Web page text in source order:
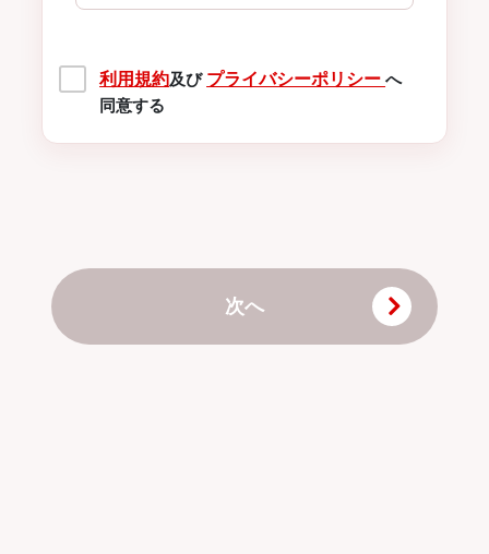
利用規約及び プライバシーポリシーへ
同意する
次へ